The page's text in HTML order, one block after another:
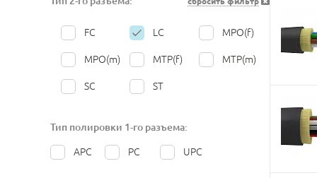
FC LC MPO(f)
MPO(m) MTP(f) MTP(m)
SC ST
Тип полировки 1-го разъема:
APC PC UPC